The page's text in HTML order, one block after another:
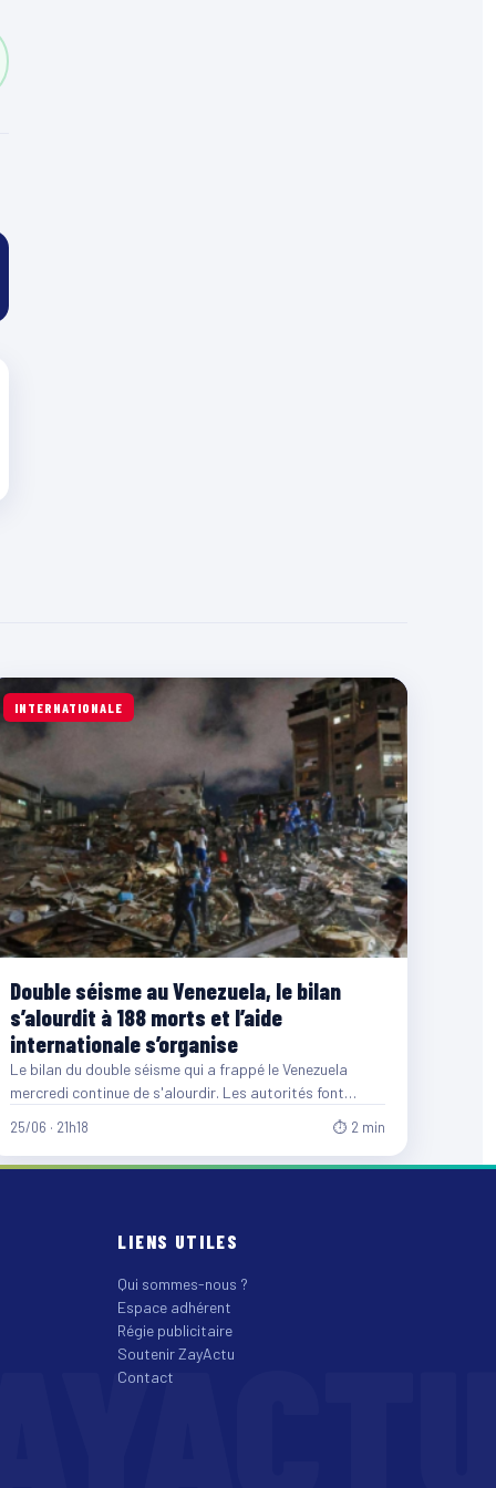
INTERNATIONALE
Double séisme au Venezuela, le bilan
s’alourdit à 188 morts et l’aide
internationale s’organise
Le bilan du double séisme qui a frappé le Venezuela
mercredi continue de s'alourdir. Les autorités font
25/06 · 21h18 ⏱ 2 min
LIENS UTILES
Qui sommes-nous ?
Espace adhérent
Régie publicitaire
Soutenir ZayActu
Contact